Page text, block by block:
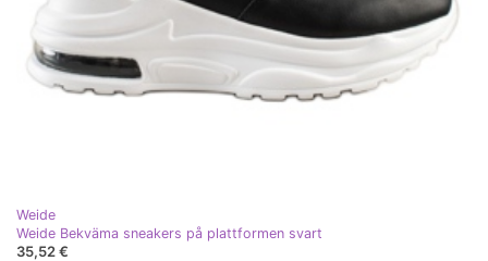
Weide
Weide Bekväma sneakers på plattformen svart
35,52 €